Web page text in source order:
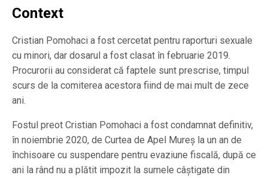
Context
Cristian Pomohaci a fost cercetat pentru raporturi sexuale
cu minori, dar dosarul a fost clasat în februarie 2019.
Procurorii au considerat că faptele sunt prescrise, timpul
scurs de la comiterea acestora fiind de mai mult de zece
ani.
Fostul preot Cristian Pomohaci a fost condamnat definitiv,
în noiembrie 2020, de Curtea de Apel Mureş la un an de
închisoare cu suspendare pentru evaziune fiscală, după ce
ani la rând nu a plătit impozit la sumele câştigate din